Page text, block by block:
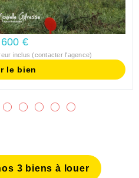
€
inclus (contacter l'agence)
le bien
3 biens à louer